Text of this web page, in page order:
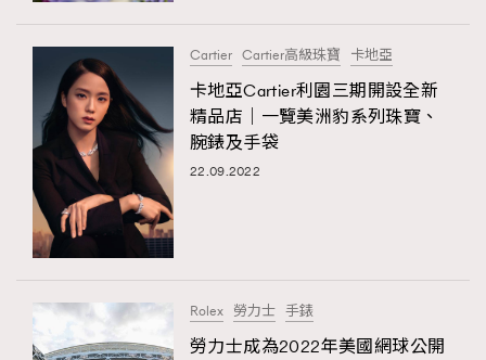
Cartier Cartier高級珠寶 卡地亞
卡地亞Cartier利園三期開設全新
精品店｜一覽美洲豹系列珠寶、
腕錶及手袋
22.09.2022
Rolex 勞力士 手錶
勞力士成為2022年美國網球公開